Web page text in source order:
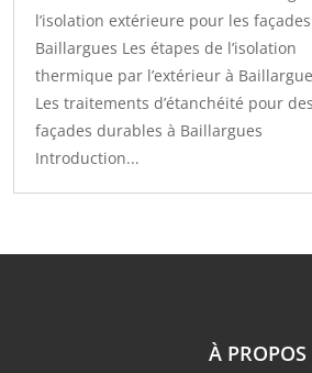
l’isolation extérieure pour les
Baillargues Les étapes de l’isolation
thermique par l’extérieur à
Les traitements d’étanchéité pour des
façades durables à Baillargues
Introduction...
À PROPOS